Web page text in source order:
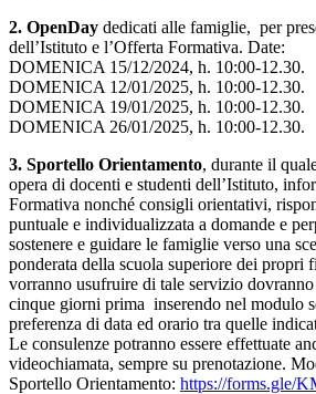
2. OpenDay dedicati alle famiglie, per
dell’Istituto e l’Offerta Formativa. Date:
DOMENICA 15/12/2024, h. 10:00-12.30.
DOMENICA 12/01/2025, h. 10:00-12.30.
DOMENICA 19/01/2025, h. 10:00-12.30.
DOMENICA 26/01/2025, h. 10:00-12.30.
3. Sportello Orientamento, durante il
opera di docenti e studenti dell’Istituto,
Formativa nonché consigli orientativi,
puntuale e individualizzata a domande e
sostenere e guidare le famiglie verso una
ponderata della scuola superiore dei propri
vorranno usufruire di tale servizio
cinque giorni prima inserendo nel modulo
preferenza di data ed orario tra quelle
Le consulenze potranno essere effettuate
videochiamata, sempre su prenotazione.
Sportello Orientamento: https://forms.gle/